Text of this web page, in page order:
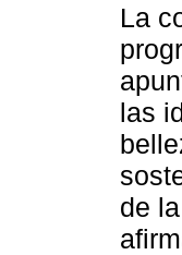
La
las
de